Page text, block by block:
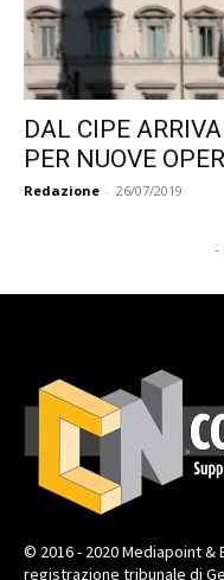
DAL CIPE
PER NUOVE
Redazione - 26/07/2019
-
© 2016 - 2020 Mediapoint &
registrazione tribunale di